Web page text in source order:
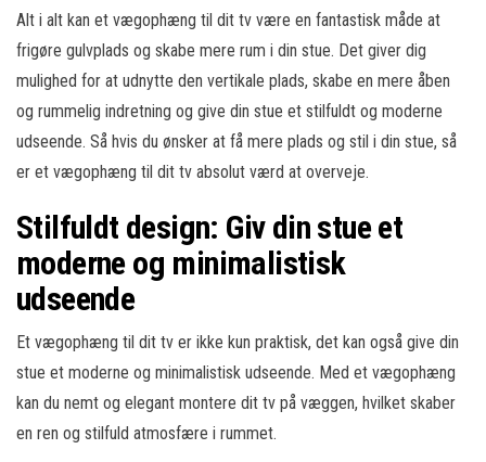
Alt i alt kan et vægophæng til dit tv være en fantastisk måde at
frigøre gulvplads og skabe mere rum i din stue. Det giver dig
mulighed for at udnytte den vertikale plads, skabe en mere åben
og rummelig indretning og give din stue et stilfuldt og moderne
udseende. Så hvis du ønsker at få mere plads og stil i din stue, så
er et vægophæng til dit tv absolut værd at overveje.
Stilfuldt design: Giv din stue et
moderne og minimalistisk
udseende
Et vægophæng til dit tv er ikke kun praktisk, det kan også give din
stue et moderne og minimalistisk udseende. Med et vægophæng
kan du nemt og elegant montere dit tv på væggen, hvilket skaber
en ren og stilfuld atmosfære i rummet.